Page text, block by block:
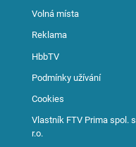
Volná místa
Reklama
HbbTV
Podmínky užívání
Cookies
Vlastník FTV Prima spol. s
r.o.